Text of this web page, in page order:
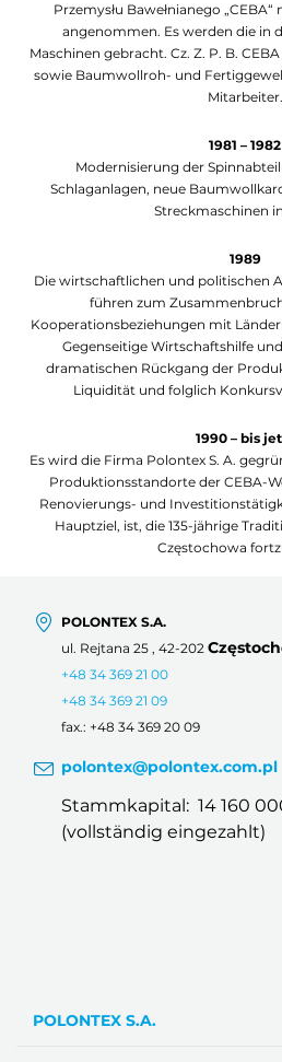
Przemysłu Bawełnianego „CEBA“
angenommen. Es werden die in
Maschinen gebracht. Cz. Z. P. B.
sowie Baumwollroh- und
Mitarbeiter.
1981 – 1982
Modernisierung der
Schlaganlagen, neue
Streckmaschinen
1989
Die wirtschaftlichen und politischen
führen zum
Kooperationsbeziehungen mit
Gegenseitige Wirtschaftshilfe
dramatischen Rückgang der
Liquidität und folglich
1990 – bis
Es wird die Firma Polontex S. A.
Produktionsstandorte der CEBA-
Renovierungs- und
Hauptziel, ist, die 135-jährige
Częstochowa
POLONTEX S.A.
ul. Rejtana 25 , 42-202
+48 34 369 21 00
+48 34 369 21 09
fax.: +48 34 369 20 09
polontex@polontex.com.pl
Stammkapital: 14 160
(vollständig eingezahlt)
POLONTEX S.A.